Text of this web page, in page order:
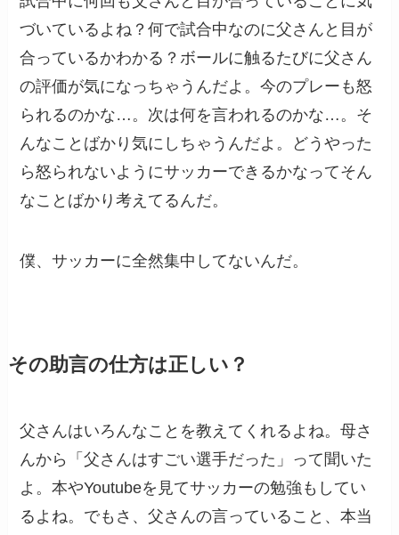
づいているよね？何で試合中なのに父さんと目が
合っているかわかる？ボールに触るたびに父さん
の評価が気になっちゃうんだよ。今のプレーも怒
られるのかな…。次は何を言われるのかな…。そ
んなことばかり気にしちゃうんだよ。どうやった
ら怒られないようにサッカーできるかなってそん
なことばかり考えてるんだ。
僕、サッカーに全然集中してないんだ。
その助言の仕方は正しい？
父さんはいろんなことを教えてくれるよね。母さ
んから「父さんはすごい選手だった」って聞いた
よ。本やYoutubeを見てサッカーの勉強もしてい
るよね。でもさ、父さんの言っていること、本当